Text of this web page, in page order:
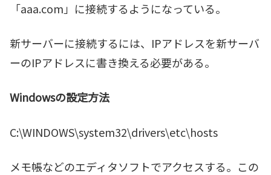
「aaa.com」に接続するようになっている。
新サーバーに接続するには、IPアドレスを新サーバ
ーのIPアドレスに書き換える必要がある。
Windowsの設定方法
C:\WINDOWS\system32\drivers\etc\hosts
メモ帳などのエディタソフトでアクセスする。この